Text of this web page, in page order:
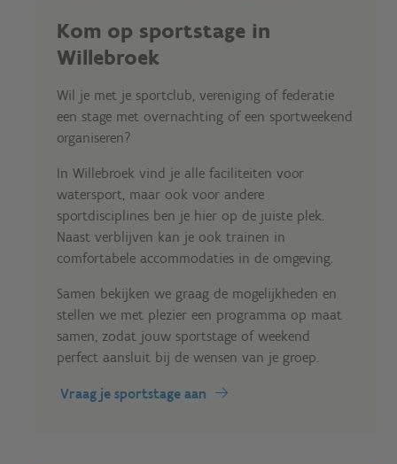
Kom op sportstage in
Willebroek
Wil je met je sportclub, vereniging of federatie
een stage met overnachting of een sportweekend
organiseren?
In Willebroek vind je alle faciliteiten voor
watersport, maar ook voor andere
sportdisciplines ben je hier op de juiste plek.
Naast verblijven kan je ook trainen in
comfortabele accommodaties in de omgeving.
Samen bekijken we graag de mogelijkheden en
stellen we met plezier een programma op maat
samen, zodat jouw sportstage of weekend
perfect aansluit bij de wensen van je groep.
Vraag je sportstage aan